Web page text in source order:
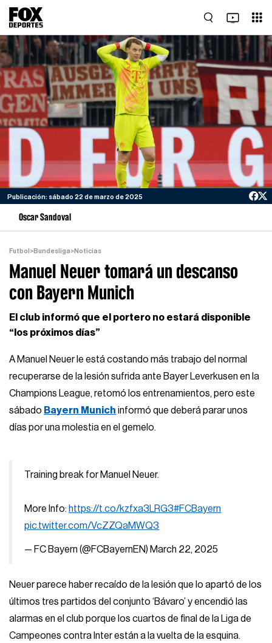
Publicación: sábado 22 de marzo de 2025
Oscar Sandoval
Futbol >Bundesliga>Noticias
Manuel Neuer tomará un descanso
con Bayern Munich
El club informó que el portero no estará disponible
“los próximos días”
A Manuel Neuer le está costando más trabajo del normal
recuperarse de la lesión sufrida ante Bayer Leverkusen en la
Champions League, retomó los entrenamientos, pero este
sábado Bayern Munich informó que deberá parar unos
días por una molestia en el gemelo.
Training break for Manuel Neuer.
More Info: https://t.co/kzfxa3LRG3#FCBayern
pic.twitter.com/VcZZQaMWQ3
— FC Bayern (@FCBayernEN) March 22, 2025
Neuer parece haber recaído de la lesión que lo apartó de los
últimos tres partidos del conjunto ‘Bávaro’ y encendió las
alarmas en el club porque los cuartos de final de la Liga de
Campeones contra Inter están a la vuelta de la esquina.